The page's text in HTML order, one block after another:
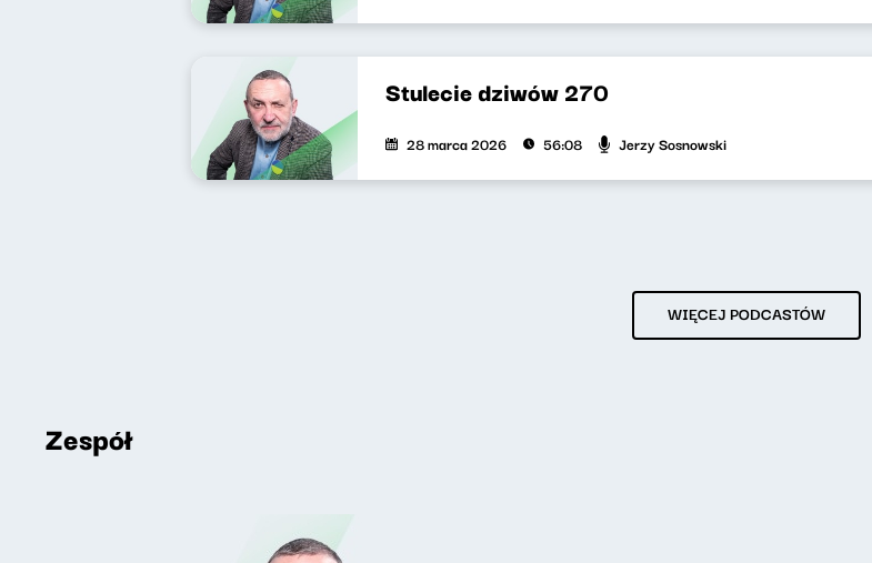
Stulecie dziwów 270
28 marca 2026 56:08 Jerzy Sosnowski
WIĘCEJ PODCASTÓW
Zespół